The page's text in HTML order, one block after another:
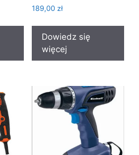
189,00 zł
Dowiedz się
więcej